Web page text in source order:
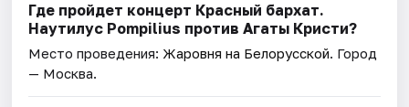
Где пройдет концерт Красный бархат.
Наутилус Pompilius против Агаты Кристи?
Место проведения: Жаровня на Белорусской. Город
— Москва.